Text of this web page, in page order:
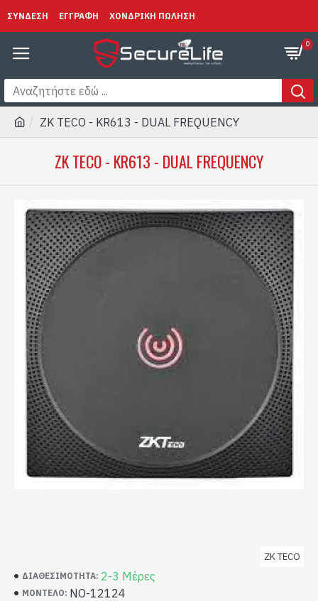
ΣΥΝΔΕΣΗ ΕΓΓΡΑΦΗ ΧΟΝΔΡΙΚΗ ΠΩΛΗΣΗ
0
ZK TECO - KR613 - DUAL FREQUENCY
ZK TECO - KR613 - DUAL FREQUENCY
ΔΙΑΘΕΣΙΜΌΤΗΤΑ: 2-3 Μέρες
ΜΟΝΤΈΛΟ: NO-12124
ZK TECO